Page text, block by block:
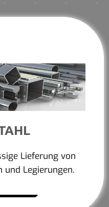
Lieferung von
und Legierungen.